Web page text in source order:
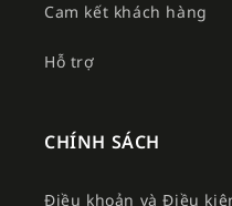
Cam kết khách hàng
Hỗ trợ
CHÍNH SÁCH
Điều khoản và Điều